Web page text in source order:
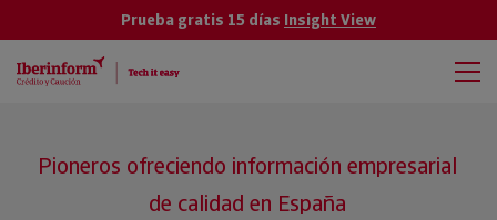
Prueba gratis 15 días Insight View
Pioneros ofreciendo información empresarial
de calidad en España